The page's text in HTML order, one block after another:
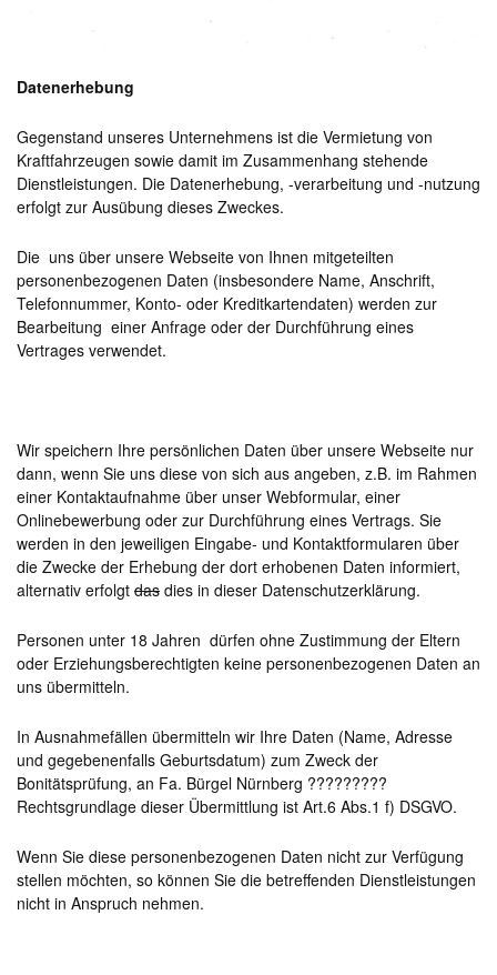
Datenerhebung
Gegenstand unseres Unternehmens ist die Vermietung von
Kraftfahrzeugen sowie damit im Zusammenhang stehende
Dienstleistungen. Die Datenerhebung, -verarbeitung und -nutzung
erfolgt zur Ausübung dieses Zweckes.
Die uns über unsere Webseite von Ihnen mitgeteilten
personenbezogenen Daten (insbesondere Name, Anschrift,
Telefonnummer, Konto- oder Kreditkartendaten) werden zur
Bearbeitung einer Anfrage oder der Durchführung eines
Vertrages verwendet.
Wir speichern Ihre persönlichen Daten über unsere Webseite nur
dann, wenn Sie uns diese von sich aus angeben, z.B. im Rahmen
einer Kontaktaufnahme über unser Webformular, einer
Onlinebewerbung oder zur Durchführung eines Vertrags. Sie
werden in den jeweiligen Eingabe- und Kontaktformularen über
die Zwecke der Erhebung der dort erhobenen Daten informiert,
alternativ erfolgt das dies in dieser Datenschutzerklärung.
Personen unter 18 Jahren dürfen ohne Zustimmung der Eltern
oder Erziehungsberechtigten keine personenbezogenen Daten an
uns übermitteln.
In Ausnahmefällen übermitteln wir Ihre Daten (Name, Adresse
und gegebenenfalls Geburtsdatum) zum Zweck der
Bonitätsprüfung, an Fa. Bürgel Nürnberg ?????????
Rechtsgrundlage dieser Übermittlung ist Art.6 Abs.1 f) DSGVO.
Wenn Sie diese personenbezogenen Daten nicht zur Verfügung
stellen möchten, so können Sie die betreffenden Dienstleistungen
nicht in Anspruch nehmen.